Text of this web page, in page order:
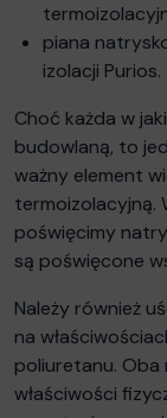
piana
izolacji Purios.
Choć każda w
budowlaną, to
ważny element
termoizolacyjną.
poświęcimy
są poświęcone
Należy również
na
poliuretanu. Oba
właściwości